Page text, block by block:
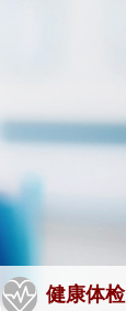
健康体检